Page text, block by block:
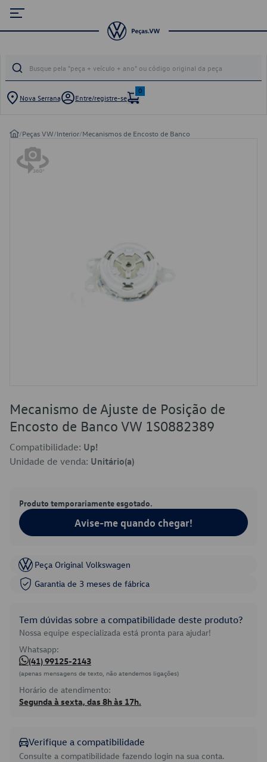
Nova Serrana Entre/registre-se
0
/Peças VW/Interior/Mecanismos de Encosto de Banco
Mecanismo de Ajuste de Posição de
Encosto de Banco VW 1S0882389
Compatibilidade: Up!
Unidade de venda: Unitário(a)
Produto temporariamente esgotado.
Avise-me quando chegar!
Peça Original Volkswagen
Garantia de 3 meses de fábrica
Tem dúvidas sobre a compatibilidade deste produto?
Nossa equipe especializada está pronta para ajudar!
Whatsapp:
(41) 99125-2143
(apenas mensagens de texto, não atendemos ligações)
Horário de atendimento:
Segunda à sexta, das 8h às 17h.
Verifique a compatibilidade
Consulte a compatibilidade fazendo login na sua conta.